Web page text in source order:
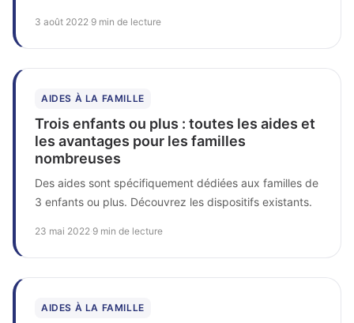
3 août 2022 9 min de lecture
AIDES À LA FAMILLE
Trois enfants ou plus : toutes les aides et
les avantages pour les familles
nombreuses
Des aides sont spécifiquement dédiées aux familles de
3 enfants ou plus. Découvrez les dispositifs existants.
23 mai 2022 9 min de lecture
AIDES À LA FAMILLE